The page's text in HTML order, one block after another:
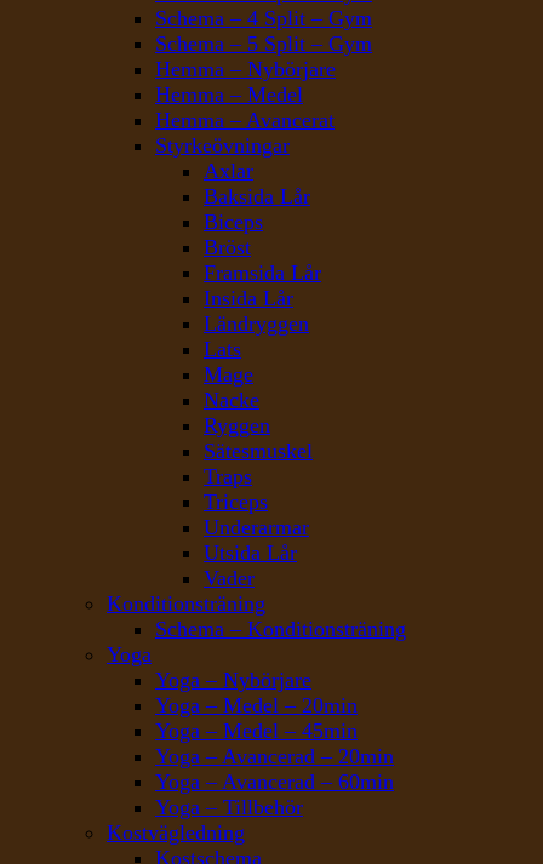
Schema – 4 Split – Gym
Schema – 5 Split – Gym
Hemma – Nybörjare
Hemma – Medel
Hemma – Avancerat
Styrkeövningar
Axlar
Baksida Lår
Biceps
Bröst
Framsida Lår
Insida Lår
Ländryggen
Lats
Mage
Nacke
Ryggen
Sätesmuskel
Traps
Triceps
Underarmar
Utsida Lår
Vader
Konditionsträning
Schema – Konditionsträning
Yoga
Yoga – Nybörjare
Yoga – Medel – 20min
Yoga – Medel – 45min
Yoga – Avancerad – 20min
Yoga – Avancerad – 60min
Yoga – Tillbehör
Kostvägledning
Kostschema